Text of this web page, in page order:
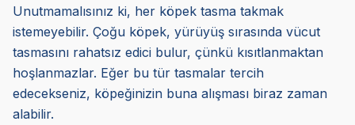
Unutmamalısınız ki, her köpek tasma takmak
istemeyebilir. Çoğu köpek, yürüyüş sırasında vücut
tasmasını rahatsız edici bulur, çünkü kısıtlanmaktan
hoşlanmazlar. Eğer bu tür tasmalar tercih
edecekseniz, köpeğinizin buna alışması biraz zaman
alabilir.